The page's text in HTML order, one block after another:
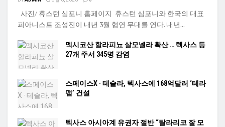
사진/ 휴스턴 심포니 홈페이지 휴스턴 심포니와 한국의 대표
피아니스트 조성진이 내년 3월 협연 무대를 연다. 내년...
멕시코산 할라피뇨 살모넬라 확산 … 텍사스 등
27개 주서 345명 감염
스페이스X · 테슬라, 텍사스에 168억달러 ‘테라
팹’ 건설
텍사스 아시아계 유권자 절반 “탈라리코 잘 모